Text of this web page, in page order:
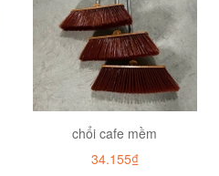
chổi cafe mềm
34.155₫